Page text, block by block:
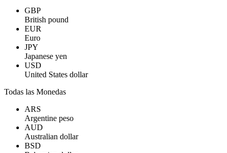
GBP
British pound
EUR
Euro
JPY
Japanese yen
USD
United States dollar
Todas las Monedas
ARS
Argentine peso
AUD
Australian dollar
BSD